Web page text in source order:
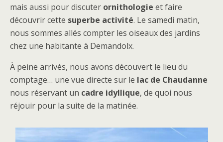
mais aussi pour discuter ornithologie et faire
découvrir cette superbe activité. Le samedi matin,
nous sommes allés compter les oiseaux des jardins
chez une habitante à Demandolx.
À peine arrivés, nous avons découvert le lieu du
comptage… une vue directe sur le lac de Chaudanne
nous réservant un cadre idyllique, de quoi nous
réjouir pour la suite de la matinée.